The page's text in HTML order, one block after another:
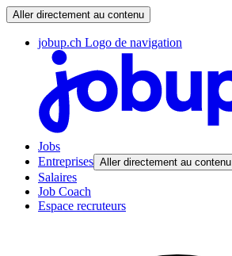
Aller directement au contenu
jobup.ch Logo de navigation
Jobs
Entreprises Aller directement au contenu
Salaires
Job Coach
Espace recruteurs